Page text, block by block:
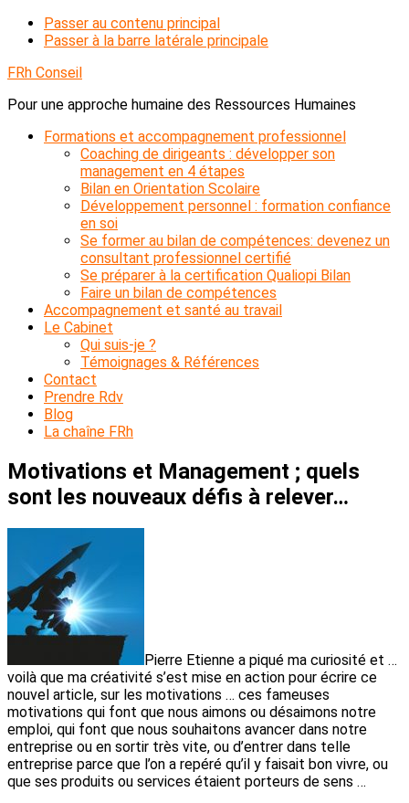
Passer au contenu principal
Passer à la barre latérale principale
FRh Conseil
Pour une approche humaine des Ressources Humaines
Formations et accompagnement professionnel
Coaching de dirigeants : développer son
management en 4 étapes
Bilan en Orientation Scolaire
Développement personnel : formation confiance
en soi
Se former au bilan de compétences: devenez un
consultant professionnel certifié
Se préparer à la certification Qualiopi Bilan
Faire un bilan de compétences
Accompagnement et santé au travail
Le Cabinet
Qui suis-je ?
Témoignages & Références
Contact
Prendre Rdv
Blog
La chaîne FRh
Motivations et Management ; quels
sont les nouveaux défis à relever…
Pierre Etienne a piqué ma curiosité et …
voilà que ma créativité s’est mise en action pour écrire ce
nouvel article, sur les motivations … ces fameuses
motivations qui font que nous aimons ou désaimons notre
emploi, qui font que nous souhaitons avancer dans notre
entreprise ou en sortir très vite, ou d’entrer dans telle
entreprise parce que l’on a repéré qu’il y faisait bon vivre, ou
que ses produits ou services étaient porteurs de sens …